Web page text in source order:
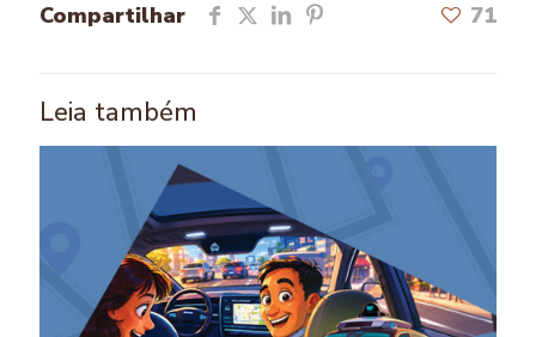
Compartilhar 71
Leia também